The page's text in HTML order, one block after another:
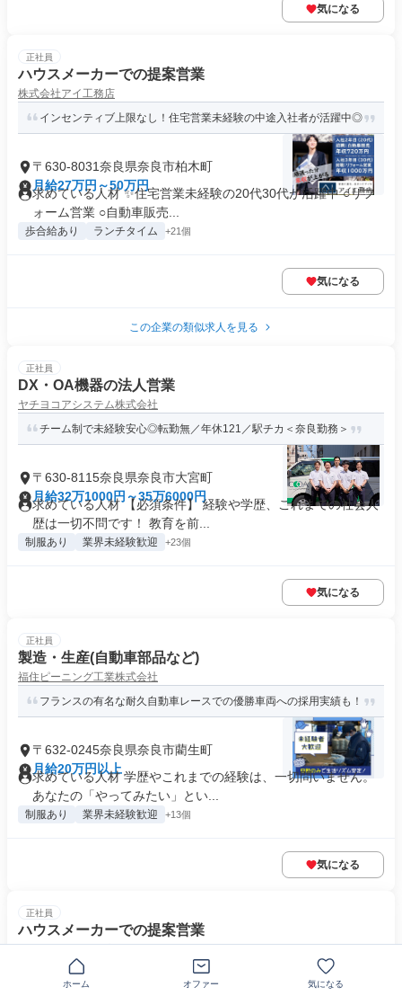
気になる
正社員
ハウスメーカーでの提案営業
株式会社アイ工務店
インセンティブ上限なし！住宅営業未経験の中途入社者が活躍中◎
〒630-8031奈良県奈良市柏木町
月給27万円～50万円
求めている人材 ✨住宅営業未経験の20代30代が活躍中 ○リフ
ォーム営業 ○自動車販売...
歩合給あり ランチタイム +21個
気になる
この企業の類似求人を見る
正社員
DX・OA機器の法人営業
ヤチヨコアシステム株式会社
チーム制で未経験安心◎転勤無／年休121／駅チカ＜奈良勤務＞
〒630-8115奈良県奈良市大宮町
月給32万1000円～35万6000円
求めている人材 【必須条件】 経験や学歴、これまでの社会人
歴は一切不問です！ 教育を前...
制服あり 業界未経験歓迎 +23個
気になる
正社員
製造・生産(自動車部品など)
福住ピーニング工業株式会社
フランスの有名な耐久自動車レースでの優勝車両への採用実績も！
〒632-0245奈良県奈良市藺生町
月給20万円以上
求めている人材 学歴やこれまでの経験は、一切問いません。
あなたの「やってみたい」とい...
制服あり 業界未経験歓迎 +13個
気になる
正社員
ハウスメーカーでの提案営業
インセンティブ上限なし！住宅営業未経験の中途入社者が活躍中◎
ホーム オファー 気になる